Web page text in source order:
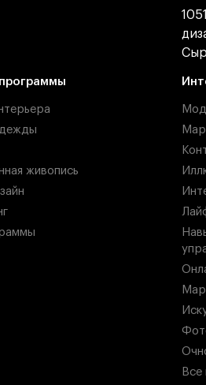
живопись